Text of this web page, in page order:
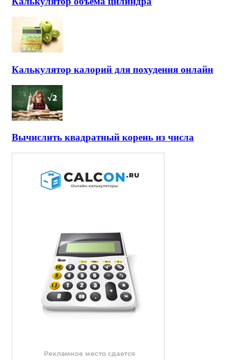
Калькулятор калорий для похудения онлайн
Вычислить квадратный корень из числа